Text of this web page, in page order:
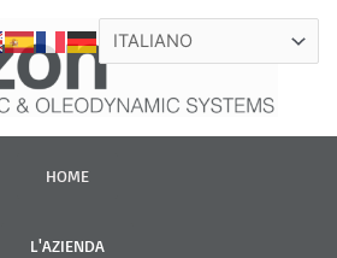
HOME
L'AZIENDA